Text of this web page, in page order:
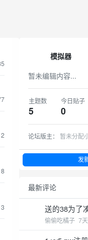
3
模拟器
暂未编辑内容...
主题数
5
今日贴子
0
论坛版主： 暂未分配小
发
最新评论
送的38为了
出了
偷偷吃橘子 7